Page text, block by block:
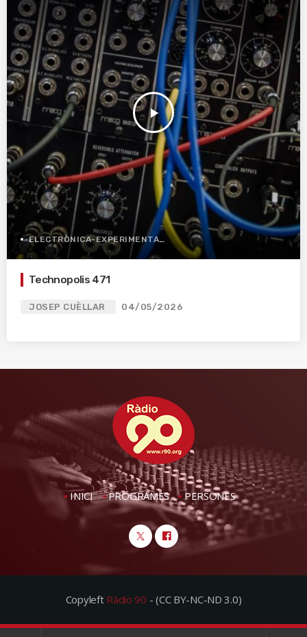
play_arrow
ELECTRÒNICA-EXPERIMENTAL
Technopolis 471
JOSEP CUÈLLAR 04/05/2026
INICI PROGRAMES PERSONES
Copyleft Ràdio 90 - (CC BY-NC-ND 3.0)